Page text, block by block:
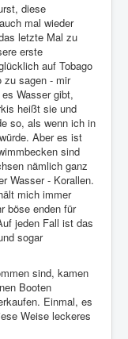
diese
mal wieder
letzte Mal zu
erste
auf Tobago
zu sagen - mir
Wasser gibt,
heißt sie und
so, als wenn ich in
Aber es ist
sind
nämlich ganz
Wasser - Korallen.
mich immer
böse enden für
jeden Fall ist das
sogar
sind, kamen
Booten
Einmal, es
Weise leckeres